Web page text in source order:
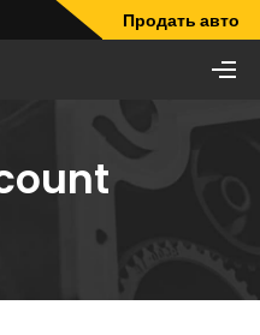
Продать авто